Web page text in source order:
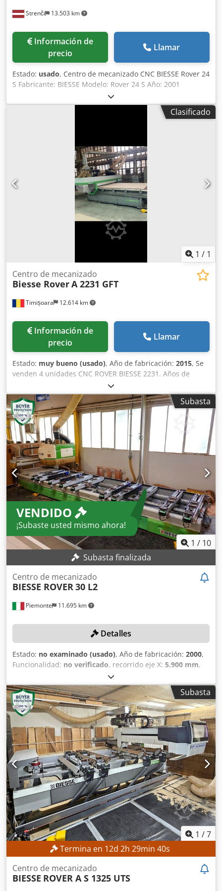
Strenči 13.503 km
Información de
precio
Llamar
Estado: usado, Centro de mecanizado CNC BIESSE Rover 24
S Fabricante: BIESSE Modelo: Rover 24 S Año: 2001
Crjdpfjzrv Hbsx Adpsf Número de serie: 16171
Alimentación eléctrica: 230 V Potencia: 20 kW Corriente
nominal: 59 A Frecuencia: 50 Hz Suministro de aire: 6,5–7,5
Clasificado
1 / 1
Timișoara 12.614 km
Centro de mecanizado
Biesse RoverA 2231 GFT
Información de
precio
Llamar
Estado: muy bueno (usado), Año de fabricación: 2015, Se
venden 4 unidades CNC ROVER BIESSE 2231. Años de
fabricación: 2013, 2014, 2015, 2016. En muy buen estado.
Codjx Tbk Rjpfx Adpjrf
Subasta
VENDIDO
¡Subaste usted mismo ahora!
1 / 10
Subasta finalizada
Piemonte 11.695 km
Centro de mecanizado
BIESSE ROVER30 L2
Detalles
Estado: no examinado (usado), Año de fabricación: 2000,
Funcionalidad: no verificado, recorrido eje X: 5.900 mm,
1.560 mm, avance eje X:
avance Eje Y:60 m/min, velocidad de giro (máx.):20.000
rpm, Sin precio mínimo: ¡venta garantizada al mejor
postor! DETALLES TÉCNICOS Área de trabajo del eje X:
5.900 mm Área de trabajo del eje Y: 1.560 mm Velocidad
de desplazamiento eje X: 80 m/min Velocidad de
desplazamiento eje Y: 60 m/min Crodpeyxm Swofx Adpsf
Velocidad de desplazamiento eje Z: 25 m/min Husillos de
taladrado Husillos para taladrado vertical: 20 Husillos para
taladrado horizontal en dirección X: 6 Husillos para
taladrado horizontal en dirección Y: 2 Número total de
husillos verticales y horizontales: 28 Husillos de fresado
Número de ejes controlados: 4 Potencia del motor: 10 kW
Velocidad: 20.000 rpm Revólver portaherramientas
Número de posiciones: 10 Herramientas: posicionadas en
la cabeza DETALLES DE LA MÁQUINA Potencia total
instalada: 24 kW Sistema de control: WINDOWS Software
de programación de máquina: WRT EQUIPAMIENTO Mesa
de trabajo con ventosas Número de barras con ventosa: 10
Ventosas para fijación de la pieza de trabajo Bomba de
vacío La máquina se vende y entrega en su estado actual
Subasta
1 /7
Termina en 12d 2h 29min 38s
Centro de mecanizado
BIESSE ROVER A S 1325 UTS